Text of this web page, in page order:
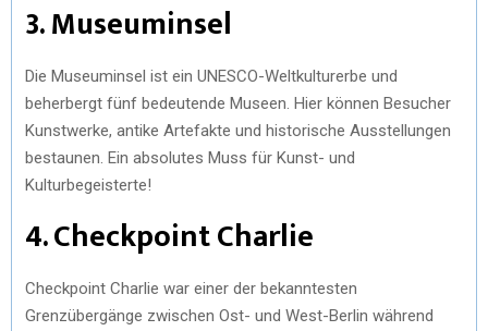
3. Museuminsel
Die Museuminsel ist ein UNESCO-Weltkulturerbe und
beherbergt fünf bedeutende Museen. Hier können Besucher
Kunstwerke, antike Artefakte und historische Ausstellungen
bestaunen. Ein absolutes Muss für Kunst- und
Kulturbegeisterte!
4. Checkpoint Charlie
Checkpoint Charlie war einer der bekanntesten
Grenzübergänge zwischen Ost- und West-Berlin während